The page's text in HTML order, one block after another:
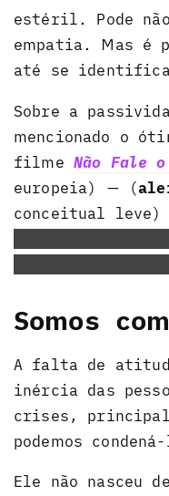
estéril. Pode
empatia. Mas é
até se
Sobre a
mencionado o
filme Não Fale
europeia) — (
conceitual leve)
Somos
A falta de
inércia das
crises,
podemos
Ele não nasceu